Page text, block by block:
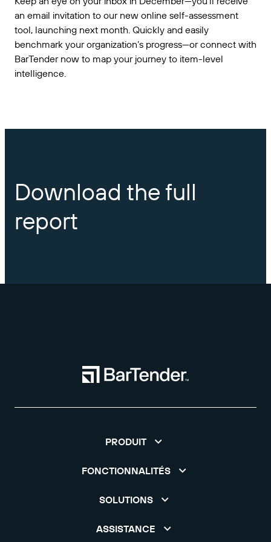
an email invitation to our new online self-assessment
tool, launching next month. Quickly and easily
benchmark your organization’s progress—or connect with
BarTender now to map your journey to item-level
intelligence.
Download the full
report
PRODUIT
FONCTIONNALITÉS
SOLUTIONS
ASSISTANCE